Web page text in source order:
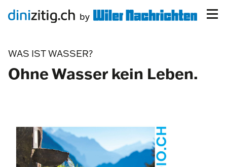
WAS IST WASSER?
Ohne Wasser kein Leben.